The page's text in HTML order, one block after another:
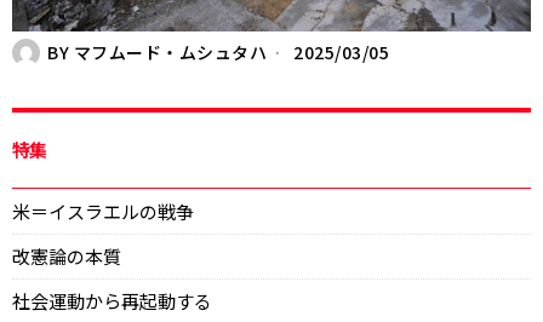
BY マフムード・ムシュタハ 2025/03/05
特集
米＝イスラエルの戦争
改憲論の本質
社会運動から再起動する